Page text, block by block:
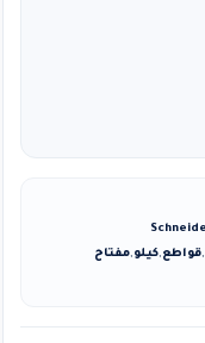
,قواطع,كيلو,مفتاح